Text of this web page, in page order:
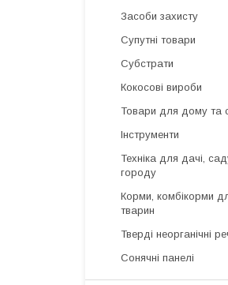
Засоби захисту
Супутні товари
Субстрати
Кокосові вироби
Товари для дому та
Інструменти
Техніка для дачі,
городу
Корми, комбікорми
тварин
Тверді неорганічні
Сонячні панелі